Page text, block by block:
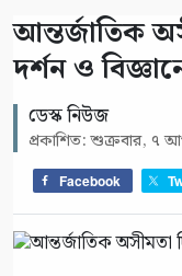
আন্তর্জাতিক
দর্শন ও
ডেস্ক নিউজ
প্রকাশিত: শুক্রবার, ৭
Facebook